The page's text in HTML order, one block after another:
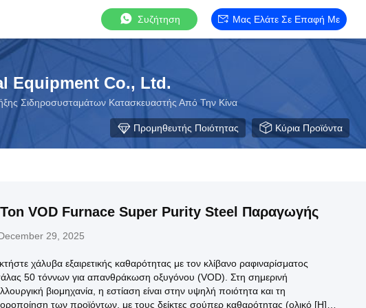
Συζήτηση Μας Ελάτε Σε Επαφή Με
Equipment Co., Ltd.
Σιδηροσυσταμάτων Κατασκευαστής Από Την Κίνα
Προμηθευτής Ποιότητας Κύρια Προϊόντα
VOD Furnace Super Purity Steel Παραγωγής
29, 2025
χάλυβα εξαιρετικής καθαρότητας με τον κλίβανο ραφιναρίσματος
50 τόννων για απανθράκωση οξυγόνου (VOD). Στη σημερινή
βιομηχανία, η εστίαση είναι στην υψηλή ποιότητα και τη
των προϊόντων, με τους δείκτες σούπερ καθαρότητας (ολικό [H],